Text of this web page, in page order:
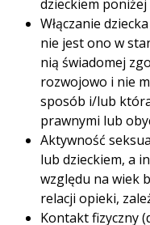
dzieckiem poniżej
Włączanie
nie jest ono w
nią świadomej
rozwojowo i nie
sposób i/lub
prawnymi lub
Aktywność
lub dzieckiem, a
względu na wiek
relacji opieki,
Kontakt fizyczny